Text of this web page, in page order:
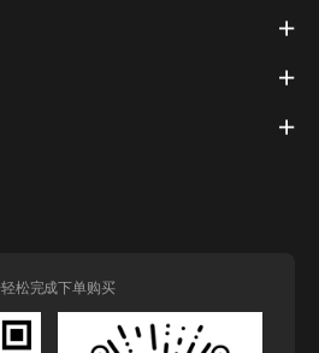
松完成下单购买